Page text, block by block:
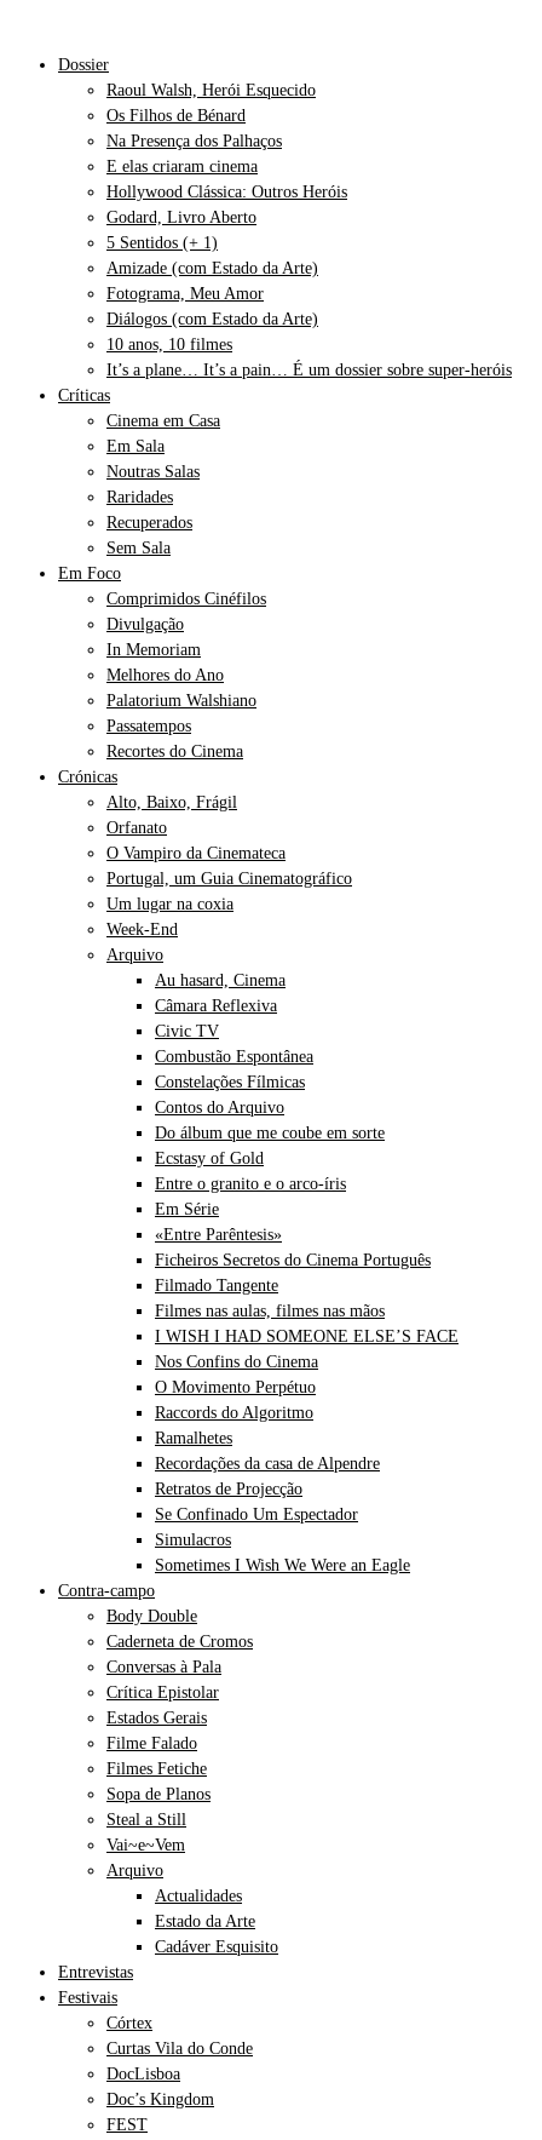
Dossier
Raoul Walsh, Herói Esquecido
Os Filhos de Bénard
Na Presença dos Palhaços
E elas criaram cinema
Hollywood Clássica: Outros Heróis
Godard, Livro Aberto
5 Sentidos (+ 1)
Amizade (com Estado da Arte)
Fotograma, Meu Amor
Diálogos (com Estado da Arte)
10 anos, 10 filmes
It’s a plane… It’s a pain… É um dossier sobre super-heróis
Críticas
Cinema em Casa
Em Sala
Noutras Salas
Raridades
Recuperados
Sem Sala
Em Foco
Comprimidos Cinéfilos
Divulgação
In Memoriam
Melhores do Ano
Palatorium Walshiano
Passatempos
Recortes do Cinema
Crónicas
Alto, Baixo, Frágil
Orfanato
O Vampiro da Cinemateca
Portugal, um Guia Cinematográfico
Um lugar na coxia
Week-End
Arquivo
Au hasard, Cinema
Câmara Reflexiva
Civic TV
Combustão Espontânea
Constelações Fílmicas
Contos do Arquivo
Do álbum que me coube em sorte
Ecstasy of Gold
Entre o granito e o arco-íris
Em Série
«Entre Parêntesis»
Ficheiros Secretos do Cinema Português
Filmado Tangente
Filmes nas aulas, filmes nas mãos
I WISH I HAD SOMEONE ELSE’S FACE
Nos Confins do Cinema
O Movimento Perpétuo
Raccords do Algoritmo
Ramalhetes
Recordações da casa de Alpendre
Retratos de Projecção
Se Confinado Um Espectador
Simulacros
Sometimes I Wish We Were an Eagle
Contra-campo
Body Double
Caderneta de Cromos
Conversas à Pala
Crítica Epistolar
Estados Gerais
Filme Falado
Filmes Fetiche
Sopa de Planos
Steal a Still
Vai~e~Vem
Arquivo
Actualidades
Estado da Arte
Cadáver Esquisito
Entrevistas
Festivais
Córtex
Curtas Vila do Conde
DocLisboa
Doc’s Kingdom
FEST